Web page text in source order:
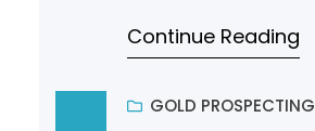
Continue Reading
GOLD PROSPECTING